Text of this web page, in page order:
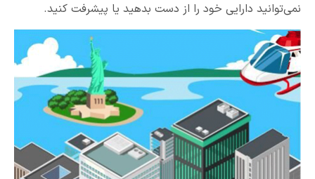
نمی‌توانید دارایی خود را از دست بدهید یا پیشرفت کنید.